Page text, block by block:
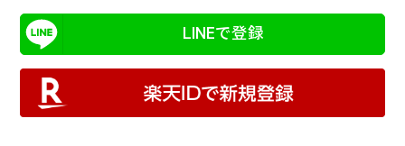
LINEで登録